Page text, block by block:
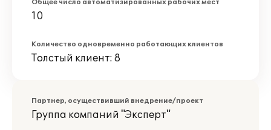
Общее число автоматизированных рабочих мест
10
Количество одновременно работающих клиентов
Толстый клиент: 8
Партнер, осуществивший внедрение/проект
Группа компаний "Эксперт"